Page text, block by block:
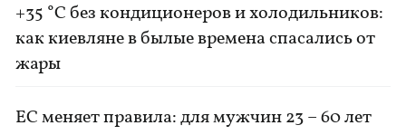
+35 °C без кондиционеров и холодильников:
как киевляне в былые времена спасались от
жары
ЕС меняет правила: для мужчин 23 – 60 лет